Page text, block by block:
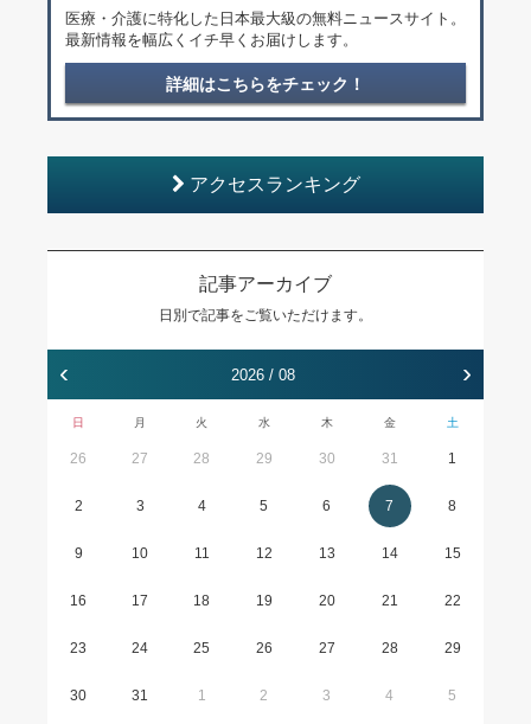
医療・介護に特化した日本最大級の無料ニュースサイト。
最新情報を幅広くイチ早くお届けします。
詳細はこちらをチェック！
アクセスランキング
記事アーカイブ
日別で記事をご覧いただけます。
‹ 2026 / 08 ›
日 月 火 水 木 金 土
26 27 28 29 30 31 1
2 3 4 5 6 7 8
9 10 11 12 13 14 15
16 17 18 19 20 21 22
23 24 25 26 27 28 29
30 31 1 2 3 4 5